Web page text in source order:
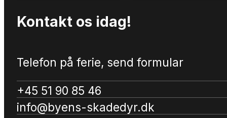
Kontakt os idag!
Telefon på ferie, send formular
+45 51 90 85 46
info@byens-skadedyr.dk